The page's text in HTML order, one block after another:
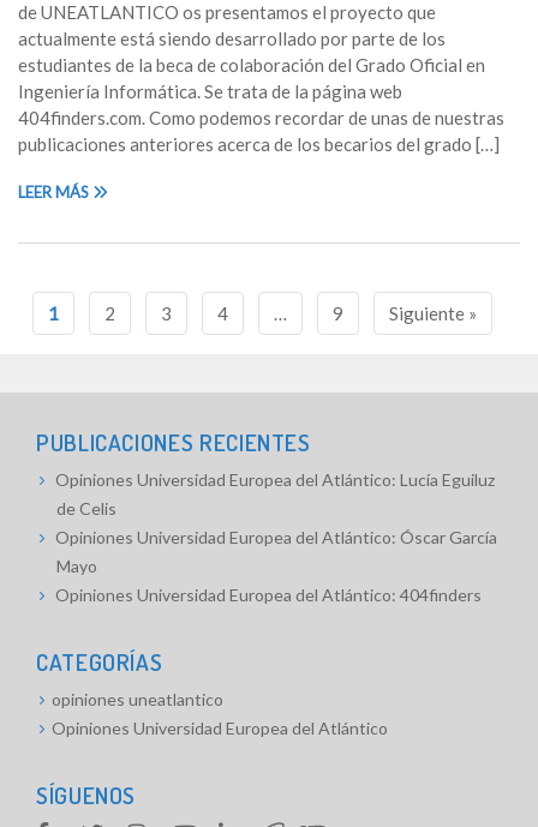
de UNEATLANTICO os presentamos el proyecto que
actualmente está siendo desarrollado por parte de los
estudiantes de la beca de colaboración del Grado Oficial en
Ingeniería Informática. Se trata de la página web
404finders.com. Como podemos recordar de unas de nuestras
publicaciones anteriores acerca de los becarios del grado […]
LEER MÁS
Navegación
de
1 2 3 4 … 9 Siguiente »
PUBLICACIONES RECIENTES
Opiniones Universidad Europea del Atlántico: Lucía Eguiluz
de Celis
Opiniones Universidad Europea del Atlántico: Óscar García
Mayo
Opiniones Universidad Europea del Atlántico: 404finders
CATEGORÍAS
opiniones uneatlantico
Opiniones Universidad Europea del Atlántico
SÍGUENOS